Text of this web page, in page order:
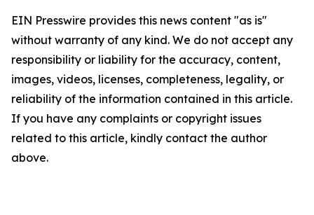
EIN Presswire provides this news content "as is"
without warranty of any kind. We do not accept any
responsibility or liability for the accuracy, content,
images, videos, licenses, completeness, legality, or
reliability of the information contained in this article.
If you have any complaints or copyright issues
related to this article, kindly contact the author
above.